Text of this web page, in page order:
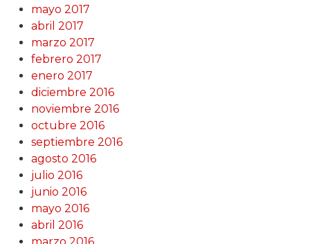
mayo 2017
abril 2017
marzo 2017
febrero 2017
enero 2017
diciembre 2016
noviembre 2016
octubre 2016
septiembre 2016
agosto 2016
julio 2016
junio 2016
mayo 2016
abril 2016